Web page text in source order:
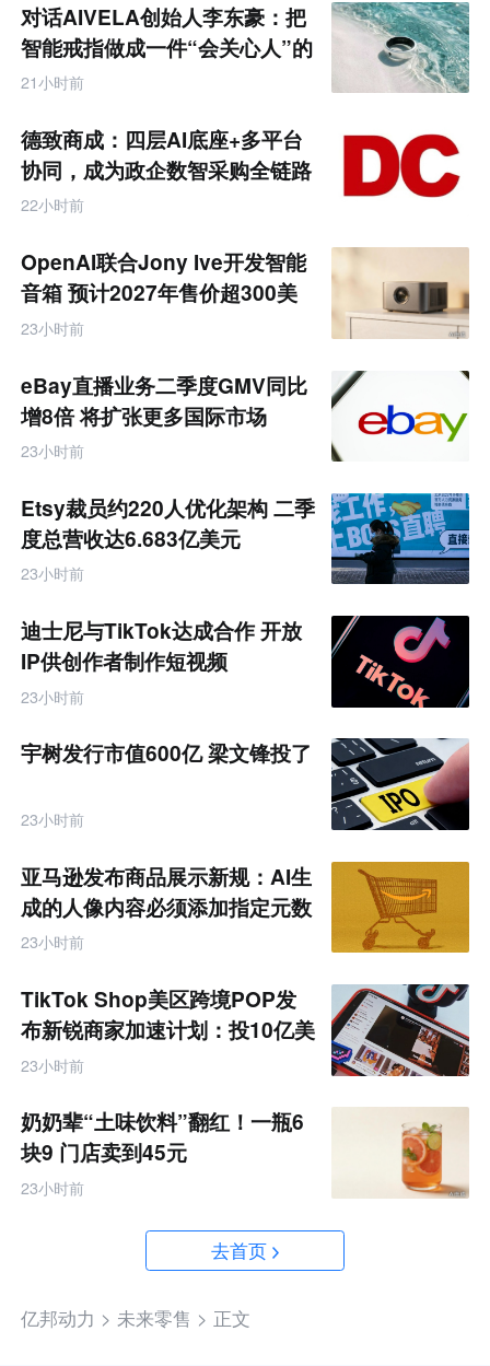
来
零
售
跨
境
商
产
业
互
联
网
对话AIVELA创始人李东豪：把
智能戒指做成一件“会关心人”的
饰品
21小时前
德致商成：四层AI底座+多平台
协同，成为政企数智采购全链路
服务商
22小时前
OpenAI联合Jony Ive开发智能
音箱 预计2027年售价超300美
元
23小时前
eBay直播业务二季度GMV同比
增8倍 将扩张更多国际市场
23小时前
Etsy裁员约220人优化架构 二季
度总营收达6.683亿美元
23小时前
迪士尼与TikTok达成合作 开放
IP供创作者制作短视频
23小时前
宇树发行市值600亿 梁文锋投了
23小时前
亚马逊发布商品展示新规：AI生
成的人像内容必须添加指定元数
据
23小时前
TikTok Shop美区跨境POP发
布新锐商家加速计划：投10亿美
金资源帮扶四类商家
23小时前
奶奶辈“土味饮料”翻红！一瓶6
块9 门店卖到45元
23小时前
去首页
亿邦动力 > 未来零售 > 正文